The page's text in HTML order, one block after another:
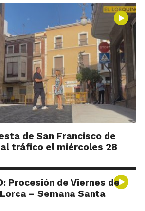
de San Francisco de
tráfico el miércoles 28
Procesión de Viernes de
– Semana Santa